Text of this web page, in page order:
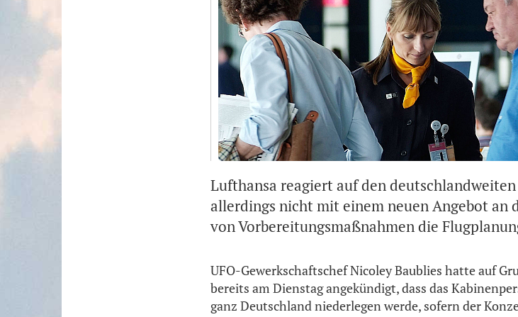
Lufthansa reagiert auf den
allerdings nicht mit einem neuen Angebot an
von Vorbereitungsmaßnahmen die
UFO-Gewerkschaftschef Nicoley Baublies hatte auf
bereits am Dienstag angekündigt, dass das
ganz Deutschland niederlegen werde, sofern der